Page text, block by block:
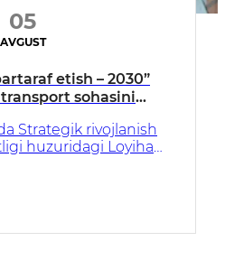
05
AVGUST
etish – 2030”
sohasini
Strategik rivojlanish
huzuridagi Loyiha
etish – 2030”